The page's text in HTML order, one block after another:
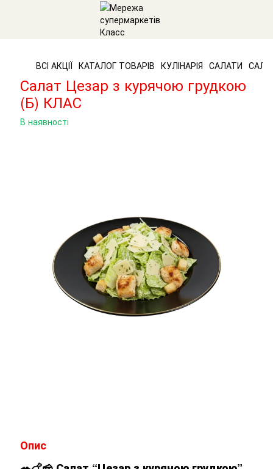
ВСІ АКЦІЇ КАТАЛОГ ТОВАРІВ КУЛІНАРІЯ САЛАТИ
Салат Цезар з курячою грудкою
(Б) КЛАС
В наявності
Опис